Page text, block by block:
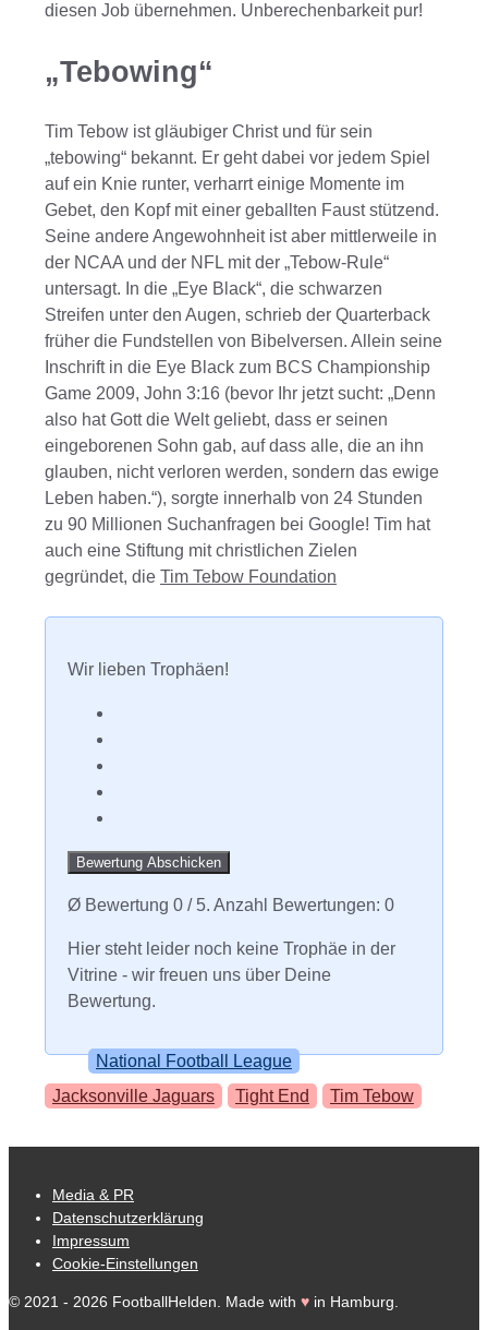
diesen Job übernehmen. Unberechenbarkeit pur!
„Tebowing“
Tim Tebow ist gläubiger Christ und für sein
„tebowing“ bekannt. Er geht dabei vor jedem Spiel
auf ein Knie runter, verharrt einige Momente im
Gebet, den Kopf mit einer geballten Faust stützend.
Seine andere Angewohnheit ist aber mittlerweile in
der NCAA und der NFL mit der „Tebow-Rule“
untersagt. In die „Eye Black“, die schwarzen
Streifen unter den Augen, schrieb der Quarterback
früher die Fundstellen von Bibelversen. Allein seine
Inschrift in die Eye Black zum BCS Championship
Game 2009, John 3:16 (bevor Ihr jetzt sucht: „Denn
also hat Gott die Welt geliebt, dass er seinen
eingeborenen Sohn gab, auf dass alle, die an ihn
glauben, nicht verloren werden, sondern das ewige
Leben haben.“), sorgte innerhalb von 24 Stunden
zu 90 Millionen Suchanfragen bei Google! Tim hat
auch eine Stiftung mit christlichen Zielen
gegründet, die Tim Tebow Foundation
Wir lieben Trophäen!
Bewertung Abschicken
Ø Bewertung 0 / 5. Anzahl Bewertungen: 0
Hier steht leider noch keine Trophäe in der
Vitrine - wir freuen uns über Deine
Bewertung.
KategorienNational Football League
Schlagwörter
Jacksonville Jaguars Tight End Tim Tebow
Media & PR
Datenschutzerklärung
Impressum
Cookie-Einstellungen
© 2021 - 2026 FootballHelden. Made with ♥ in Hamburg.